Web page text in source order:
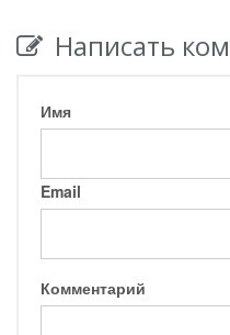
Написать
Имя
Email
Комментарий